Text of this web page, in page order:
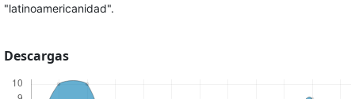
"latinoamericanidad".
Descargas